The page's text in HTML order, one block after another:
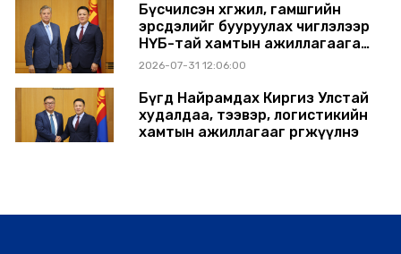
Бүсчилсэн хөгжил, гамшгийн
эрсдэлийг бууруулах чиглэлээр
НҮБ-тай хамтын ажиллагаагаа
өргөжүүлэхээр санал солилцлоо
2026-07-31 12:06:00
Бүгд Найрамдах Киргиз Улстай
худалдаа, тээвэр, логистикийн
хамтын ажиллагааг өргөжүүлнэ